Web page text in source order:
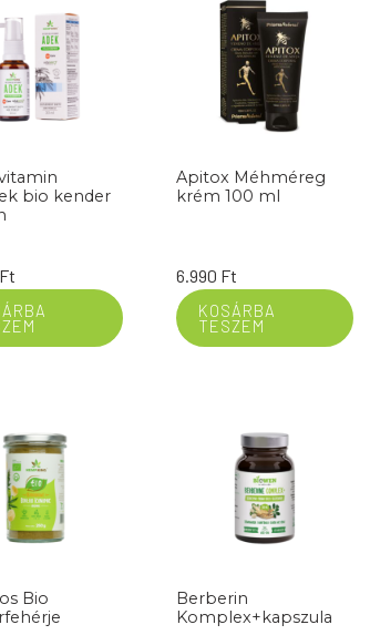
bio kender
Ft
Apitox Méhméreg
krém 100 ml
6.990 Ft
KOSÁRBA
TESZEM
Bio
Berberin
Komplex+kapszula